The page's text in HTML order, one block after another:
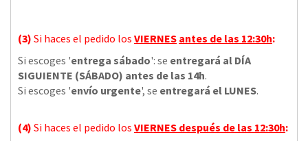
(3) Si haces el pedido los VIERNES antes de las 12:30h:
Si escoges 'entrega sábado': se entregará al DÍA
SIGUIENTE (SÁBADO) antes de las 14h.
Si escoges 'envío urgente', se entregará el LUNES.
(4) Si haces el pedido los VIERNES después de las 12:30h: